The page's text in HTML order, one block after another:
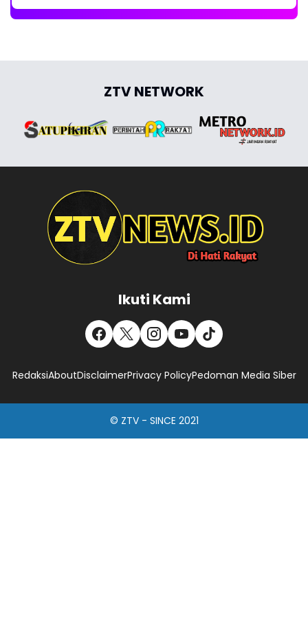
ZTV NETWORK
Ikuti Kami
RedaksiAboutDisclaimerPrivacy PolicyPedoman Media Siber
© ZTV - SINCE 2021